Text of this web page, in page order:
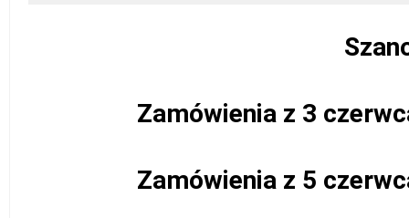
Zamówienia z 3
Zamówienia z 5